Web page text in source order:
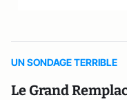
UN SONDAGE TERRIBLE
Le Grand